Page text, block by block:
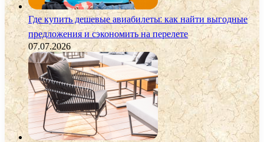
Где купить дешевые авиабилеты: как найти выгодные
предложения и сэкономить на перелете
07.07.2026